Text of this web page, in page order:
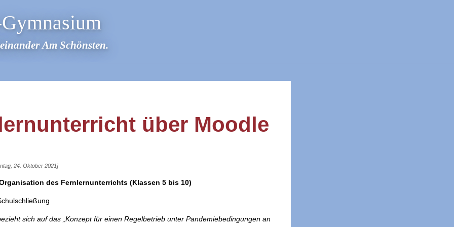
Am Schönsten.
über Moodle
24. Oktober 2021]
des Fernlernunterrichts (Klassen 5 bis 10)
sich auf das „Konzept für einen Regelbetrieb unter Pandemiebedingungen an